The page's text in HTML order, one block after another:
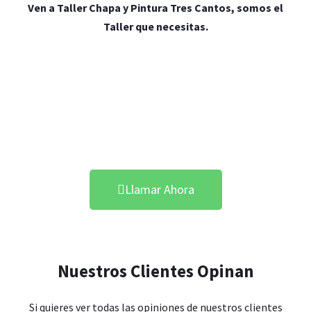
Ven a Taller Chapa y Pintura Tres Cantos, somos el
Taller que necesitas.
Llamar Ahora
Nuestros Clientes Opinan
Si quieres ver todas las opiniones de nuestros clientes